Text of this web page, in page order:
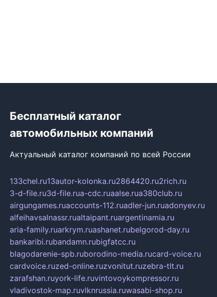
Бесплатный каталог
автомобильных компаний
Актуальный каталог компаний по всей России
133chel.ru13autor-kolonka.ru2864420.ru2rich.ru
3-d-file.ru3d-file.rua-cdc.ruaalse.rua380club.ru
airgungames.ruaccounts-112.ruadler-jun.ruadonyev.ru
alfeihavsalnassr.rualtaipant.ruargentinamia.ru
aria-family.ruarkrym.ruashanet.rubelgorod-day.ru
bankaribi.rubandamn.rubigfatcc.ru
blagodarenie-spb.ruborodino-media.rucard-voice.ru
cardvoice.ruzed-online.ruzvonitut.ruzebra-tlt.ru
zarafshan.ruyork-life.ruvintovoykompressor.ru
vladivostok-map.ruvlknrussia.ruwasabi-shop.ru